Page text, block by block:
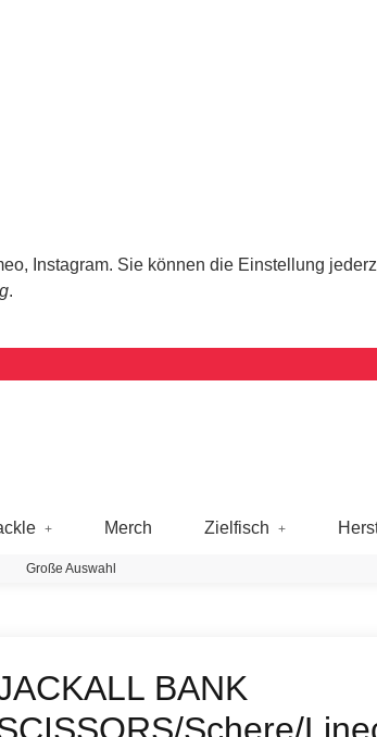
Instagram. Sie können die Einstellung
.
Merch Zielfisch
Große Auswahl
BANK